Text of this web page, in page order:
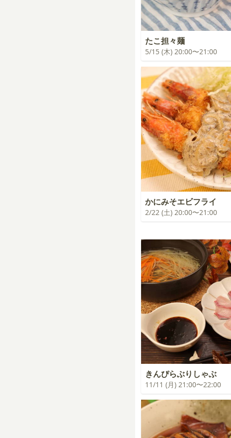
たこ担々麺
5/15 (木) 20:00〜21:00
かにみそエビフライ
2/22 (土) 20:00〜21:00
きんぴらぶりしゃぶ
11/11 (月) 21:00〜22:00